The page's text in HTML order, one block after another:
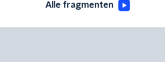
Alle fragmenten